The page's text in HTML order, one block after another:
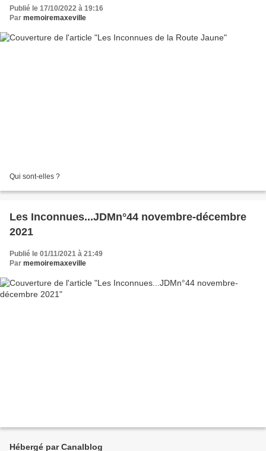
Publié le 17/10/2022 à 19:16
Par memoiremaxeville
Qui sont-elles ?
Les Inconnues...JDMn°44 novembre-décembre
2021
Publié le 01/11/2021 à 21:49
Par memoiremaxeville
Hébergé par Canalblog